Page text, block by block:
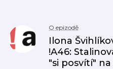
O epizodě
Ilona
!A46:
"si posvítí"